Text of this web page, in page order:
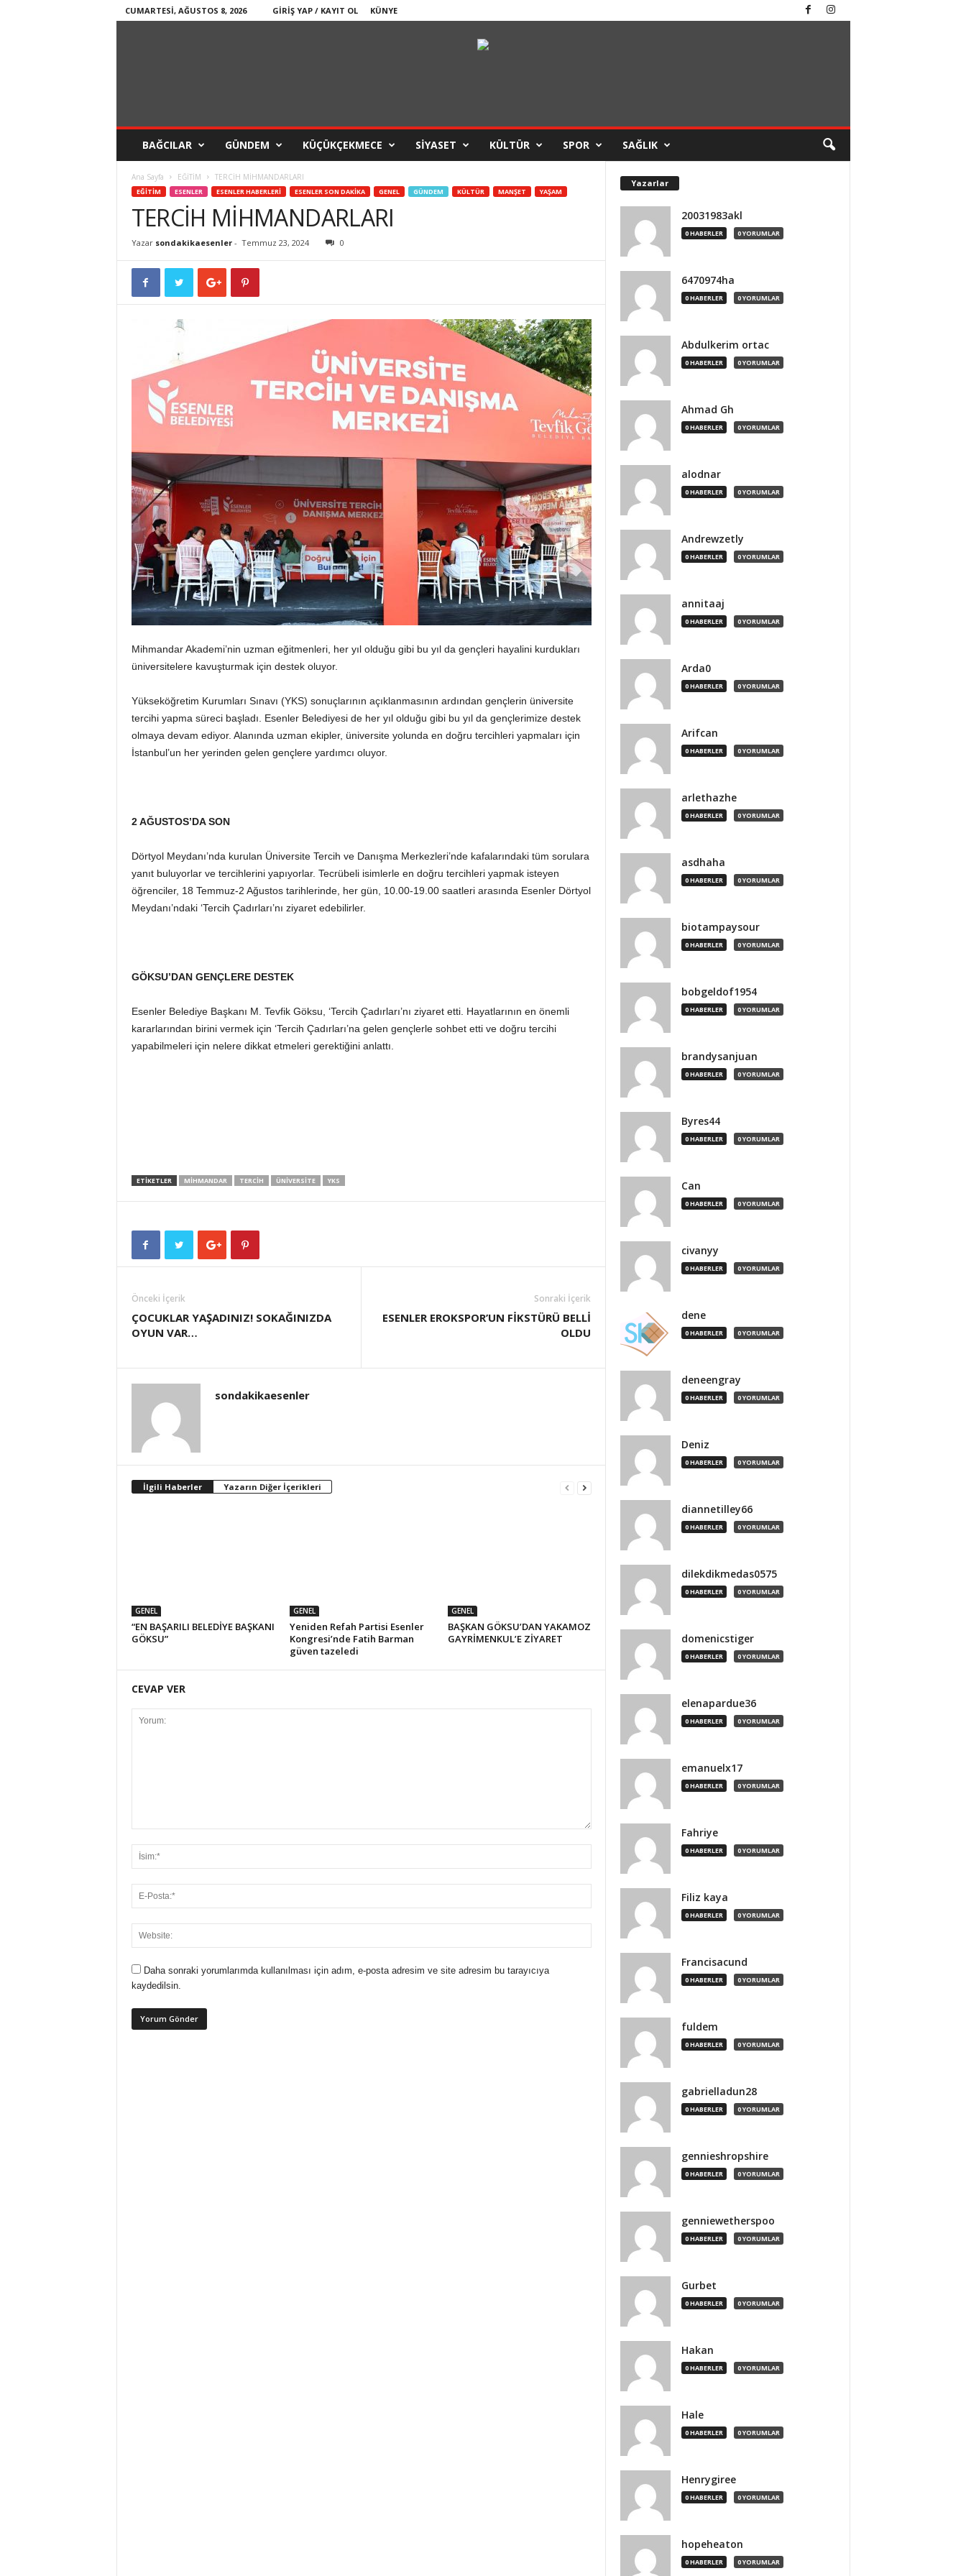
CUMARTESI, AĞUSTOS 8, 2026 GIRIŞ YAP / KAYIT OL KÜNYE
BAĞCILAR GÜNDEM KÜÇÜKÇEKMECE SİYASET KÜLTÜR SPOR SAĞLIK
Ana Sayfa EĞİTİM TERCİH MİHMANDARLARI
EĞİTİM ESENLER ESENLER HABERLERİ ESENLER SON DAKİKA GENEL GÜNDEM KÜLTÜR MANŞET YAŞAM
TERCİH MİHMANDARLARI
Yazar sondakikaesenler- Temmuz 23, 2024 0
Mihmandar Akademi’nin uzman eğitmenleri, her yıl olduğu gibi bu yıl da gençleri hayalini kurdukları
üniversitelere kavuşturmak için destek oluyor.
Yükseköğretim Kurumları Sınavı (YKS) sonuçlarının açıklanmasının ardından gençlerin üniversite
tercihi yapma süreci başladı. Esenler Belediyesi de her yıl olduğu gibi bu yıl da gençlerimize destek
olmaya devam ediyor. Alanında uzman ekipler, üniversite yolunda en doğru tercihleri yapmaları için
İstanbul’un her yerinden gelen gençlere yardımcı oluyor.
2 AĞUSTOS’DA SON
Dörtyol Meydanı’nda kurulan Üniversite Tercih ve Danışma Merkezleri’nde kafalarındaki tüm sorulara
yanıt buluyorlar ve tercihlerini yapıyorlar. Tecrübeli isimlerle en doğru tercihleri yapmak isteyen
öğrenciler, 18 Temmuz-2 Ağustos tarihlerinde, her gün, 10.00-19.00 saatleri arasında Esenler Dörtyol
Meydanı’ndaki ‘Tercih Çadırları’nı ziyaret edebilirler.
GÖKSU’DAN GENÇLERE DESTEK
Esenler Belediye Başkanı M. Tevfik Göksu, ‘Tercih Çadırları’nı ziyaret etti. Hayatlarının en önemli
kararlarından birini vermek için ‘Tercih Çadırları’na gelen gençlerle sohbet etti ve doğru tercihi
yapabilmeleri için nelere dikkat etmeleri gerektiğini anlattı.
ETIKETLER MIHMANDAR TERCIH ÜNIVERSITE YKS
Önceki İçerik
ÇOCUKLAR YAŞADINIZ! SOKAĞINIZDA
OYUN VAR…
Sonraki İçerik
ESENLER EROKSPOR’UN FİKSTÜRÜ BELLİ
OLDU
sondakikaesenler
İlgili Haberler Yazarın Diğer İçerikleri
GENEL
“EN BAŞARILI BELEDİYE BAŞKANI
GÖKSU”
GENEL
Yeniden Refah Partisi Esenler
Kongresi’nde Fatih Barman
güven tazeledi
GENEL
BAŞKAN GÖKSU’DAN YAKAMOZ
GAYRİMENKUL’E ZİYARET
CEVAP VER
Daha sonraki yorumlarımda kullanılması için adım, e-posta adresim ve site adresim bu tarayıcıya
kaydedilsin.
Yazarlar
20031983akl
0 HABERLER 0 YORUMLAR
6470974ha
0 HABERLER 0 YORUMLAR
Abdulkerim ortac
0 HABERLER 0 YORUMLAR
Ahmad Gh
0 HABERLER 0 YORUMLAR
alodnar
0 HABERLER 0 YORUMLAR
Andrewzetly
0 HABERLER 0 YORUMLAR
annitaaj
0 HABERLER 0 YORUMLAR
Arda0
0 HABERLER 0 YORUMLAR
Arifcan
0 HABERLER 0 YORUMLAR
arlethazhe
0 HABERLER 0 YORUMLAR
asdhaha
0 HABERLER 0 YORUMLAR
biotampaysour
0 HABERLER 0 YORUMLAR
bobgeldof1954
0 HABERLER 0 YORUMLAR
brandysanjuan
0 HABERLER 0 YORUMLAR
Byres44
0 HABERLER 0 YORUMLAR
Can
0 HABERLER 0 YORUMLAR
civanyy
0 HABERLER 0 YORUMLAR
dene
0 HABERLER 0 YORUMLAR
deneengray
0 HABERLER 0 YORUMLAR
Deniz
0 HABERLER 0 YORUMLAR
diannetilley66
0 HABERLER 0 YORUMLAR
dilekdikmedas0575
0 HABERLER 0 YORUMLAR
domenicstiger
0 HABERLER 0 YORUMLAR
elenapardue36
0 HABERLER 0 YORUMLAR
emanuelx17
0 HABERLER 0 YORUMLAR
Fahriye
0 HABERLER 0 YORUMLAR
Filiz kaya
0 HABERLER 0 YORUMLAR
Francisacund
0 HABERLER 0 YORUMLAR
fuldem
0 HABERLER 0 YORUMLAR
gabrielladun28
0 HABERLER 0 YORUMLAR
gennieshropshire
0 HABERLER 0 YORUMLAR
genniewetherspoo
0 HABERLER 0 YORUMLAR
Gurbet
0 HABERLER 0 YORUMLAR
Hakan
0 HABERLER 0 YORUMLAR
Hale
0 HABERLER 0 YORUMLAR
Henrygiree
0 HABERLER 0 YORUMLAR
hopeheaton
0 HABERLER 0 YORUMLAR